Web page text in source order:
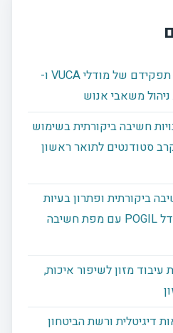
ניהול בעולם כאוטי: תפקידם של מודלי VUCA ו-
חשיבה ביקורתית בשימוש
סטודנטים לתואר ראשון
ביקורתית ופתרון בעיות
באמצעות שילוב מודל POGIL עם מפת חשיבה
עיבוד מזון לשיפור איכות,
דיגיטלית ורשת הביטחון